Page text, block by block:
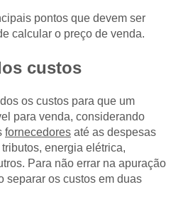
pontos que devem ser
calcular o preço de venda.
custos
os custos para que um
para venda, considerando
fornecedores até as despesas
energia elétrica,
Para não errar na apuração
separar os custos em duas